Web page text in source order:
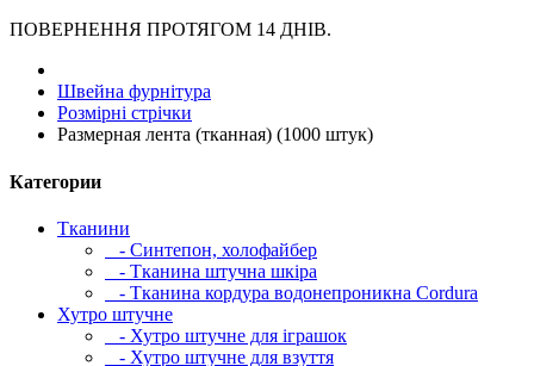
ПОВЕРНЕННЯ ПРОТЯГОМ 14 ДНІВ.
Швейна фурнітура
Розмірні стрічки
Размерная лента (тканная) (1000 штук)
Категории
Тканини
- Синтепон, холофайбер
- Тканина штучна шкіра
- Тканина кордура водонепроникна Cordura
Хутро штучне
- Хутро штучне для іграшок
- Хутро штучне для взуття